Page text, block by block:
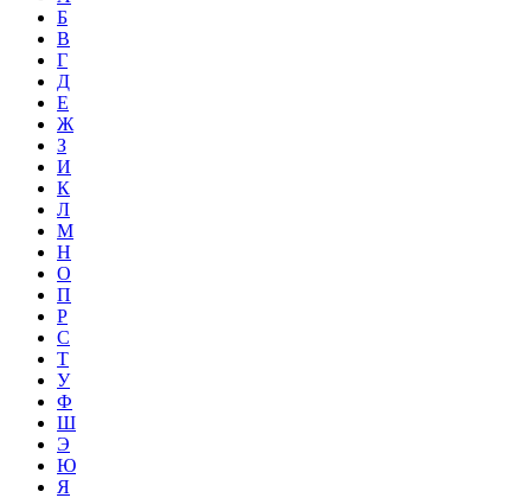
Б
В
Г
Д
Е
Ж
З
И
К
Л
М
Н
О
П
Р
С
Т
У
Ф
Ш
Э
Ю
Я